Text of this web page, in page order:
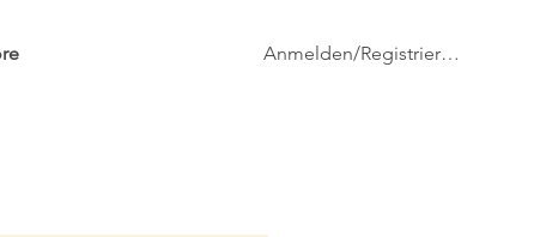
Anmelden/Registrieren